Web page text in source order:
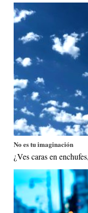
No es tu imaginación
¿Ves caras en